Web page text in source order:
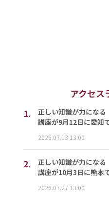
アクセス
1.
正しい知識が力にな
講座が9月12日に愛知
2026.07.13 13:00
2.
正しい知識が力にな
講座が10月3日に熊本
2026.07.27 13:00